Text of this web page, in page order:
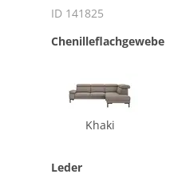
ID 141825
Chenilleflachgewebe
Khaki
Leder